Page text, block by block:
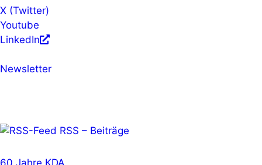
X (Twitter)
Youtube
LinkedIn
Newsletter
RSS – Beiträge
60 Jahre KDA